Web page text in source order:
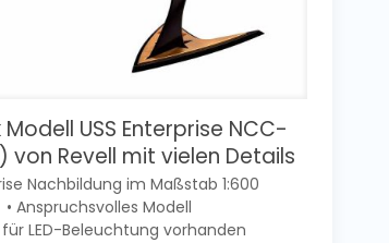
USS Enterprise NCC-
von Revell mit vielen Details
Nachbildung im Maßstab 1:600
• Anspruchsvolles Modell
für LED-Beleuchtung vorhanden